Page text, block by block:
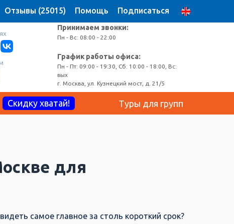
Отзывы (25015) Помощь Подписаться
Принимаем звонки:
Пн - Вс: 08:00 - 22:00
График работы офиса:
Пн - Пт: 09:00 - 19:30, Сб: 10:00 - 18:00, Вс:
вых
г. Москва, ул. Кузнецкий мост, д. 21/5
Скидку хватай! Туры для групп
для
самое главное за столь короткий срок?